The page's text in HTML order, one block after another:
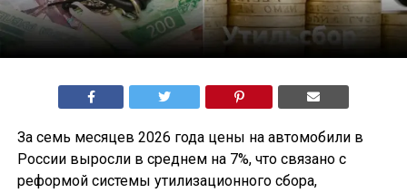
За семь месяцев 2026 года цены на автомобили в
России выросли в среднем на 7%, что связано с
реформой системы утилизационного сбора,